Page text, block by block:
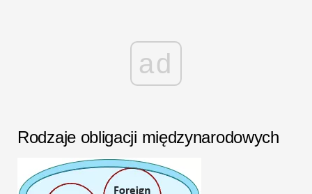
ad
Rodzaje obligacji międzynarodowych